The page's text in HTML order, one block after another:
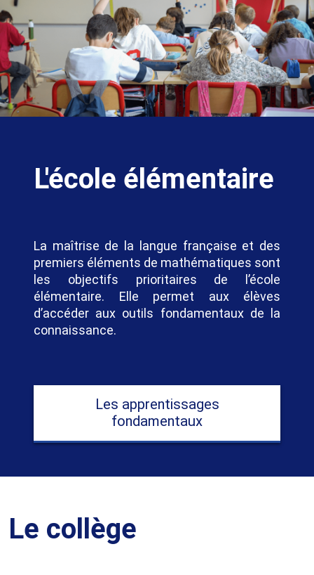
L'école élémentaire
La maîtrise de la langue française et des
premiers éléments de mathématiques sont
les objectifs prioritaires de l’école
élémentaire. Elle permet aux élèves
d’accéder aux outils fondamentaux de la
connaissance.
Les apprentissages
fondamentaux
Le collège